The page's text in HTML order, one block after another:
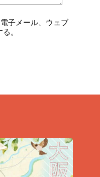
子メール、ウェブ
。